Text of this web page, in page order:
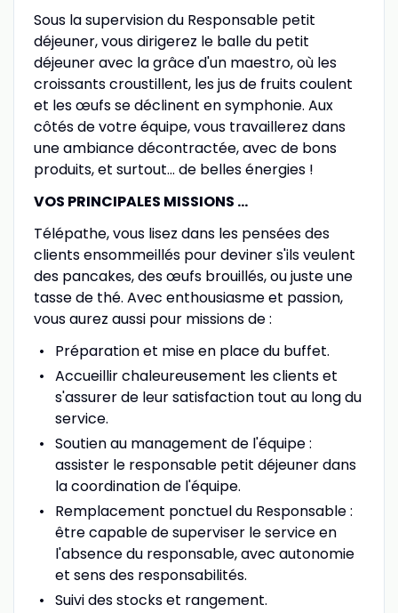
Sous la supervision du Responsable petit
déjeuner, vous dirigerez le balle du petit
déjeuner avec la grâce d'un maestro, où les
croissants croustillent, les jus de fruits coulent
et les œufs se déclinent en symphonie. Aux
côtés de votre équipe, vous travaillerez dans
une ambiance décontractée, avec de bons
produits, et surtout... de belles énergies !
VOS PRINCIPALES MISSIONS ...
Télépathe, vous lisez dans les pensées des
clients ensommeillés pour deviner s'ils veulent
des pancakes, des œufs brouillés, ou juste une
tasse de thé. Avec enthousiasme et passion,
vous aurez aussi pour missions de :
Préparation et mise en place du buffet.
Accueillir chaleureusement les clients et
s'assurer de leur satisfaction tout au long du
service.
Soutien au management de l'équipe :
assister le responsable petit déjeuner dans
la coordination de l'équipe.
Remplacement ponctuel du Responsable :
être capable de superviser le service en
l'absence du responsable, avec autonomie
et sens des responsabilités.
Suivi des stocks et rangement.